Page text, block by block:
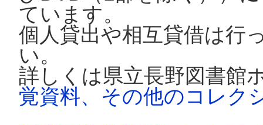
ています。
個人貸出や相互貸借は行
い。
詳しくは県立長野図書館
覚資料、その他のコレク